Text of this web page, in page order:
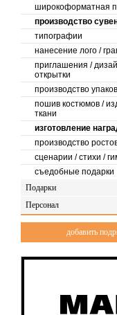
широкоформатная
производство
типографии
нанесение лого /
приглашения /
открытки
производство
пошив костюмов /
ткани
изготовление
производство
сценарии / стихи /
съедобные подарки
Подарки
Персонал
добавить